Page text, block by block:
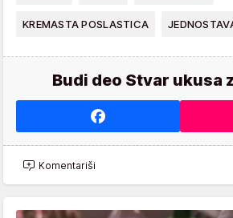
KREMASTA POSLASTICA
Budi deo Stvar ukusa
Komentariši